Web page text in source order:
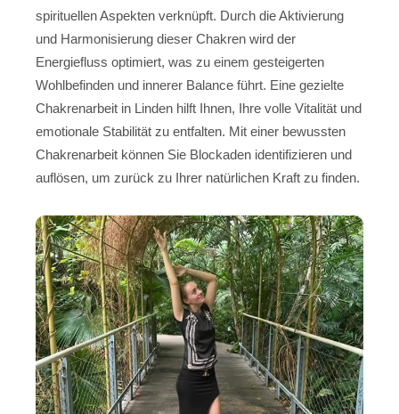
spirituellen Aspekten verknüpft. Durch die Aktivierung
und Harmonisierung dieser Chakren wird der
Energiefluss optimiert, was zu einem gesteigerten
Wohlbefinden und innerer Balance führt. Eine gezielte
Chakrenarbeit in Linden hilft Ihnen, Ihre volle Vitalität und
emotionale Stabilität zu entfalten. Mit einer bewussten
Chakrenarbeit können Sie Blockaden identifizieren und
auflösen, um zurück zu Ihrer natürlichen Kraft zu finden.